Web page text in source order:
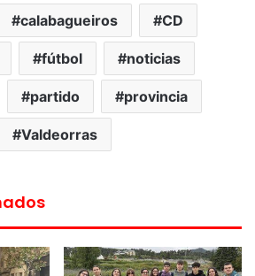
calabagueiros CD
fútbol noticias
partido provincia
Valdeorras